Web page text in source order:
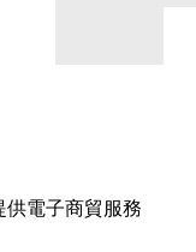
供電子商貿服務